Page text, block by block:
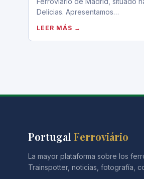
Delícias. Apresentamos…
LEER MÁS →
Portugal Ferroviário
La mayor plataforma sobre los
Trainspotter, noticias, fotografía,